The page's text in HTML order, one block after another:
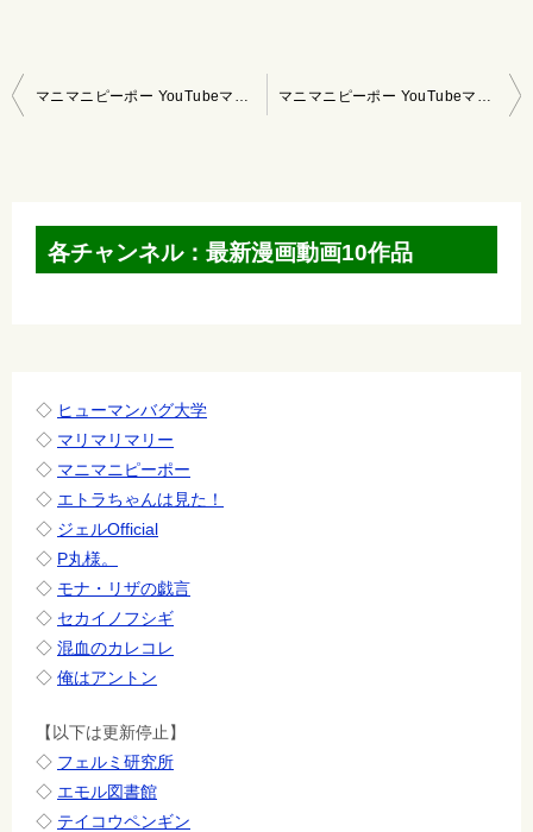
投
各チャンネル：最新漫画動画10作品
◇ ヒューマンバグ大学
◇ マリマリマリー
◇ マニマニピーポー
◇ エトラちゃんは見た！
◇ ジェルOfficial
◇ P丸様。
◇ モナ・リザの戯言
◇ セカイノフシギ
◇ 混血のカレコレ
◇ 俺はアントン
【以下は更新停止】
◇ フェルミ研究所
◇ エモル図書館
◇ テイコウペンギン